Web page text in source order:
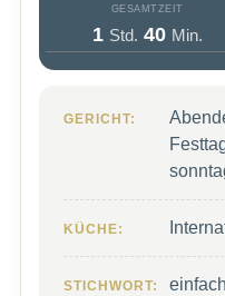
GESAMTZEIT
1 Stunde
Std. 40 Min.
GERICHT:
KÜCHE:
STICHWORT: